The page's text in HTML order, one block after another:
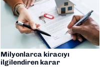
Milyonlarca kiracıyı
ilgilendiren karar